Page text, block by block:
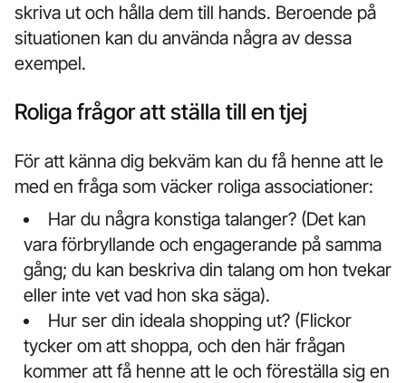
skriva ut och hålla dem till hands. Beroende på
situationen kan du använda några av dessa
exempel.
Roliga frågor att ställa till en tjej
För att känna dig bekväm kan du få henne att le
med en fråga som väcker roliga associationer:
Har du några konstiga talanger? (Det kan
vara förbryllande och engagerande på samma
gång; du kan beskriva din talang om hon tvekar
eller inte vet vad hon ska säga).
Hur ser din ideala shopping ut? (Flickor
tycker om att shoppa, och den här frågan
kommer att få henne att le och föreställa sig en